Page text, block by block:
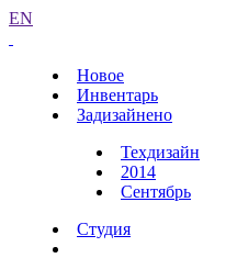
EN
Новое
Инвентарь
Задизайнено
Техдизайн
2014
Сентябрь
Студия